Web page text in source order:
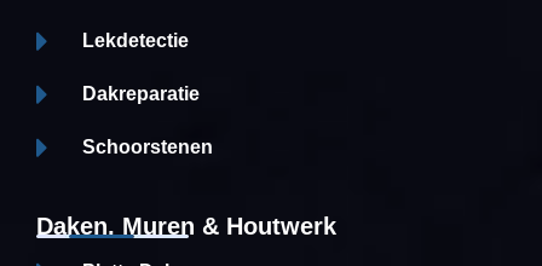
Lekdetectie
Dakreparatie
Schoorstenen
Daken, Muren & Houtwerk